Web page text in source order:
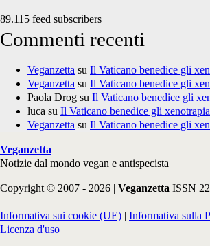
89.115 feed subscribers
Commenti recenti
Veganzetta su Il Vaticano benedice gli
Veganzetta su Il Vaticano benedice gli
Paola Drog su Il Vaticano benedice gli
luca su Il Vaticano benedice gli
Veganzetta su Il Vaticano benedice gli
Veganzetta
Notizie dal mondo vegan e antispecista
Copyright © 2007 - 2026 | Veganzetta ISSN
Informativa sui cookie (UE) | Informativa sulla
Licenza d'uso